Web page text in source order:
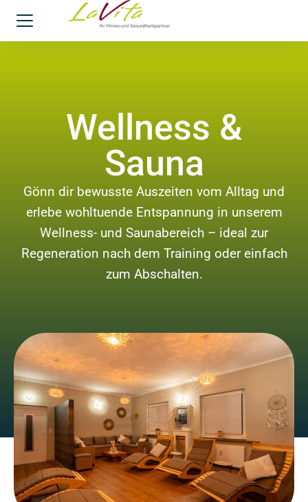
Wellness &
Sauna
Gönn dir bewusste Auszeiten vom Alltag und
erlebe wohltuende Entspannung in unserem
Wellness- und Saunabereich – ideal zur
Regeneration nach dem Training oder einfach
zum Abschalten.